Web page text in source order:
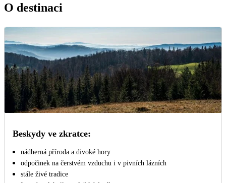
O destinaci
Beskydy ve zkratce:
nádherná příroda a divoké hory
odpočinek na čerstvém vzduchu i v pivních lázních
stále živé tradice